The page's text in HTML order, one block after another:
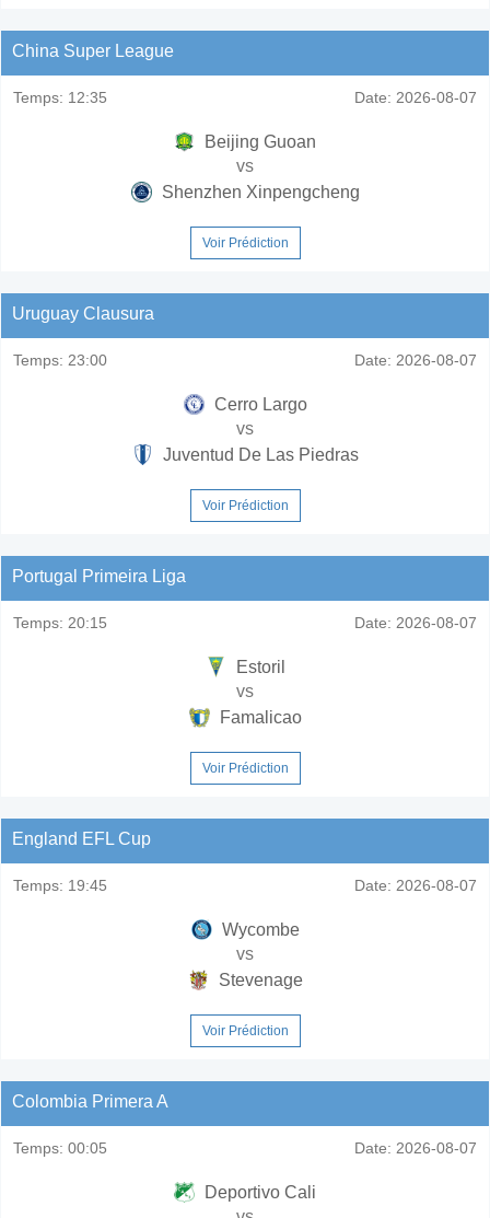
China Super League
Temps: 12:35 Date: 2026-08-07
Beijing Guoan
vs
Shenzhen Xinpengcheng
Voir Prédiction
Uruguay Clausura
Temps: 23:00 Date: 2026-08-07
Cerro Largo
vs
Juventud De Las Piedras
Voir Prédiction
Portugal Primeira Liga
Temps: 20:15 Date: 2026-08-07
Estoril
vs
Famalicao
Voir Prédiction
England EFL Cup
Temps: 19:45 Date: 2026-08-07
Wycombe
vs
Stevenage
Voir Prédiction
Colombia Primera A
Temps: 00:05 Date: 2026-08-07
Deportivo Cali